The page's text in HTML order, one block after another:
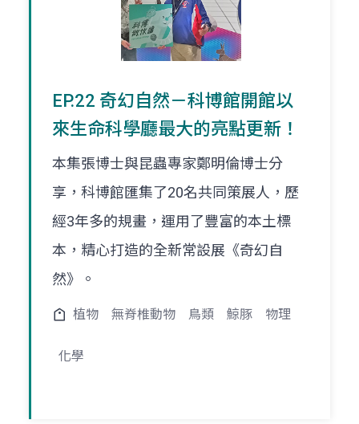
EP.22 奇幻自然－科博館開館以
來生命科學廳最大的亮點更新！
本集張博士與昆蟲專家鄭明倫博士分
享，科博館匯集了20名共同策展人，歷
經3年多的規畫，運用了豐富的本土標
本，精心打造的全新常設展《奇幻自
然》。
植物 無脊椎動物 鳥類 鯨豚 物理
化學